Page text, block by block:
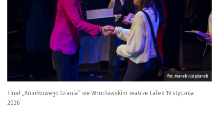
fot. Marek Księżarek
Finał „Aniołkowego Grania” we Wrocławskim Teatrze Lalek 19 stycznia
2026